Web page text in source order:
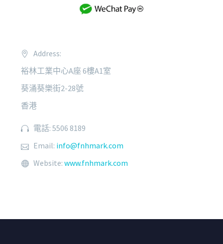
Address:
裕林工業中心A座 6樓A1室
葵涌葵樂街2-28號
香港
電話: 5506 8189
Email: info@fnhmark.com
Website: www.fnhmark.com